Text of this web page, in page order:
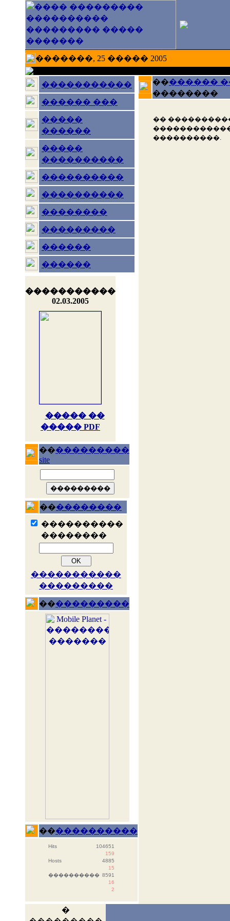
�������, 25 ����� 2005
�����������
������ ���
�����
������
�����
����������
����������
����������
��������
���������
������
������
�����������
02.03.2005
����� ��
����� PDF
�����������
site
����������
����������
��������
�����������
���������
�����������
������������
Hits
104651
159
Hosts
4885
15
���������� 8591
16
2
��������
��������
��
����������.
�